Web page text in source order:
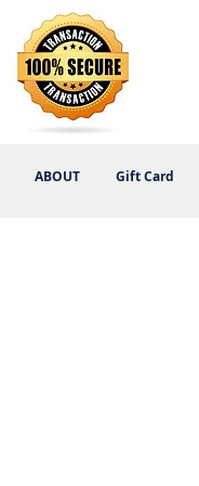
ABOUT Gift Card